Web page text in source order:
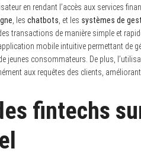
en rendant l’accès aux services
, les chatbots , et les systèmes de
transactions de manière simple et
mobile intuitive permettant de
jeunes consommateurs. De plus,
aux requêtes des clients,
fintechs